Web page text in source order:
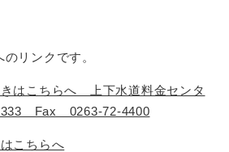
リンクです。
はこちらへ 上下水道料金センタ
Fax 0263-72-4400
こちらへ